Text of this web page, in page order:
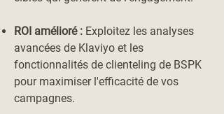
ROI amélioré : Exploitez les analyses
avancées de Klaviyo et les
fonctionnalités de clienteling de BSPK
pour maximiser l'efficacité de vos
campagnes.